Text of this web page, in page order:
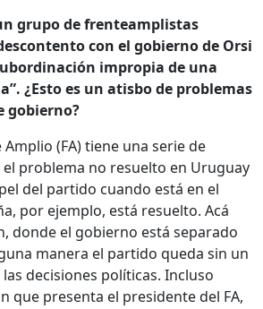
grupo de frenteamplistas
con el gobierno de Orsi
impropia de una
¿Esto es un atisbo de problemas
gobierno?
(FA) tiene una serie de
el problema no resuelto en Uruguay
del partido cuando está en el
por ejemplo, está resuelto. Acá
donde el gobierno está separado
manera el partido queda sin un
decisiones políticas. Incluso
que presenta el presidente del FA,